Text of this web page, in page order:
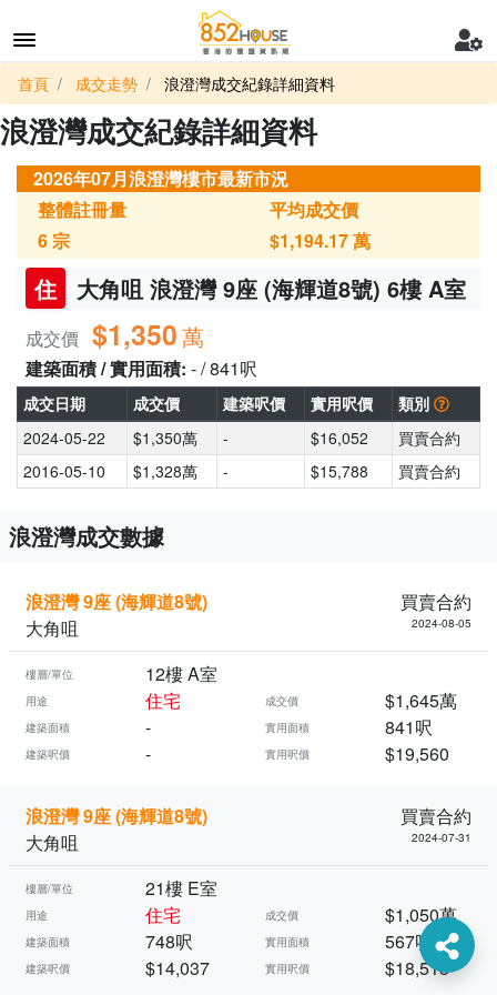
首頁 成交走勢 浪澄灣成交紀錄詳細資料
浪澄灣成交紀錄詳細資料
2026年07月浪澄灣樓市最新市況
整體註冊量
6宗
平均成交價
$1,194.17萬
住 大角咀 浪澄灣 9座 (海輝道8號) 6樓 A室
成交價 $1,350萬
建築面積 / 實用面積: - / 841呎
成交日期 成交價 建築呎價 實用呎價
類別
2024-05-22
$1,350萬 - $16,052
買賣合約
2016-05-10
$1,328萬 - $15,788 買賣合約
浪澄灣成交數據
浪澄灣 9座 (海輝道8號)
買賣合約
大角咀
2024-08-05
樓層/單位 12樓 A室
用途 住宅 成交價 $1,645萬
建築面積 - 實用面積 841呎
建築呎價 - 實用呎價 $19,560
浪澄灣 9座 (海輝道8號)
買賣合約
大角咀
2024-07-31
樓層/單位 21樓 E室
用途 住宅 成交價 $1,050萬
建築面積 748呎 實用面積 567呎
建築呎價 $14,037 實用呎價 $18,518